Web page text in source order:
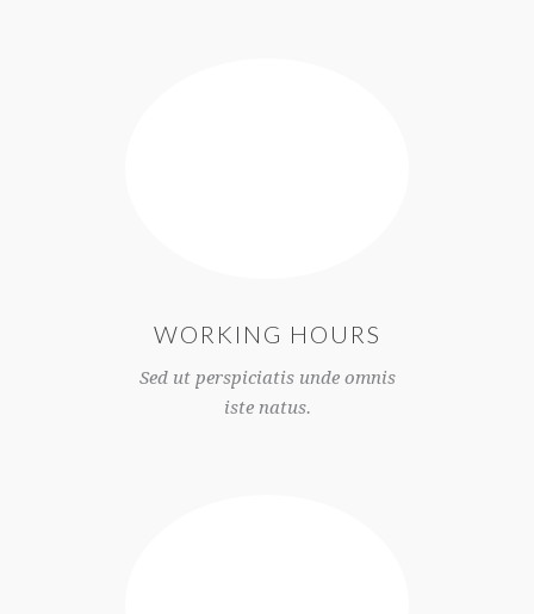
WORKING HOURS
Sed ut perspiciatis unde omnis
iste natus.